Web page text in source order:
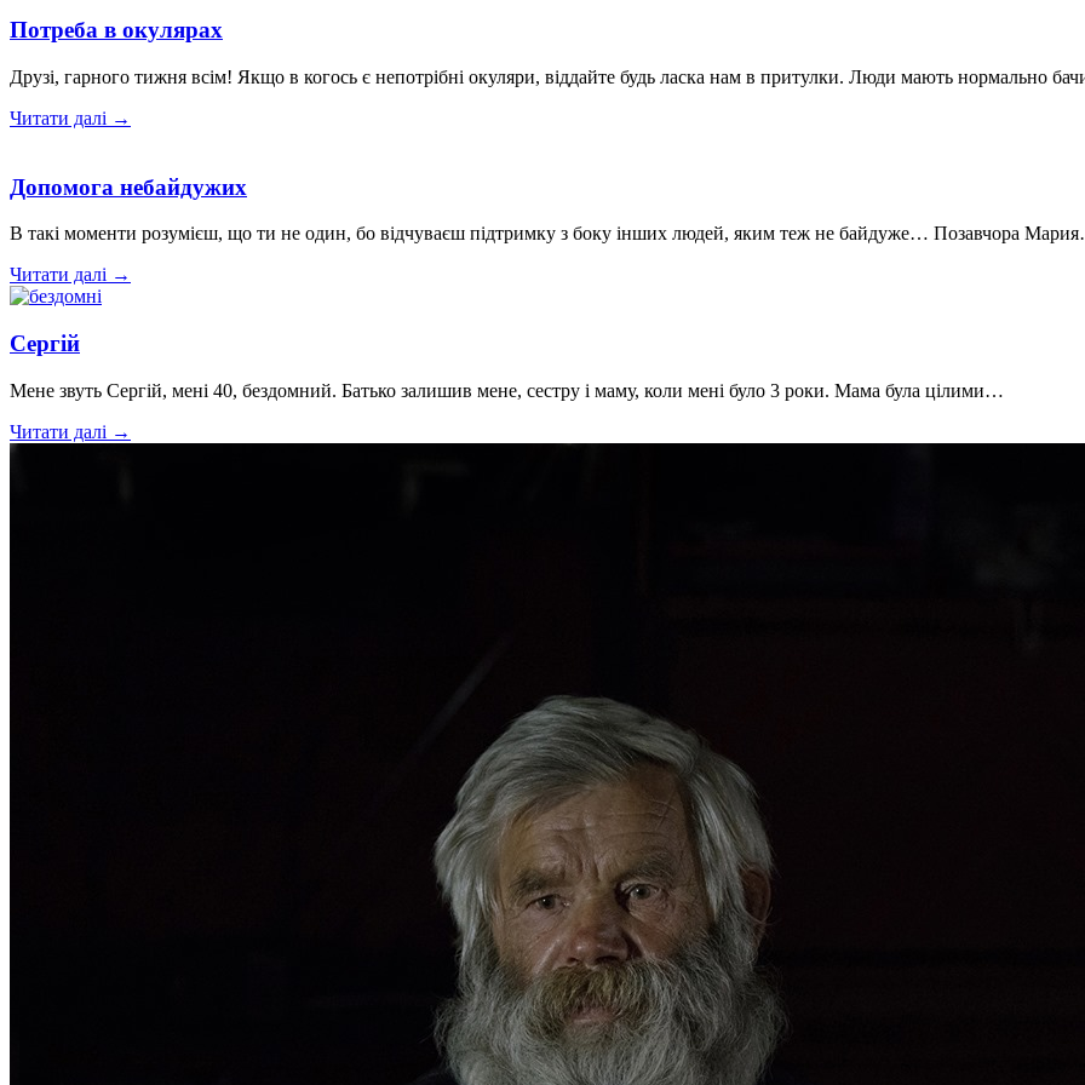
Потреба в окулярах
Друзі, гарного тижня всім! Якщо в когось є непотрібні окуляри, віддайте будь ласка нам в притулки. Люди мають нормально
Читати далі →
Допомога небайдужих
В такі моменти розумієш, що ти не один, бо відчуваєш підтримку з боку інших людей, яким теж не байдуже… Позавчора
Читати далі →
Сергій
Мене звуть Сергій, мені 40, бездомний. Батько залишив мене, сестру і маму, коли мені було 3 роки. Мама була цілими…
Читати далі →